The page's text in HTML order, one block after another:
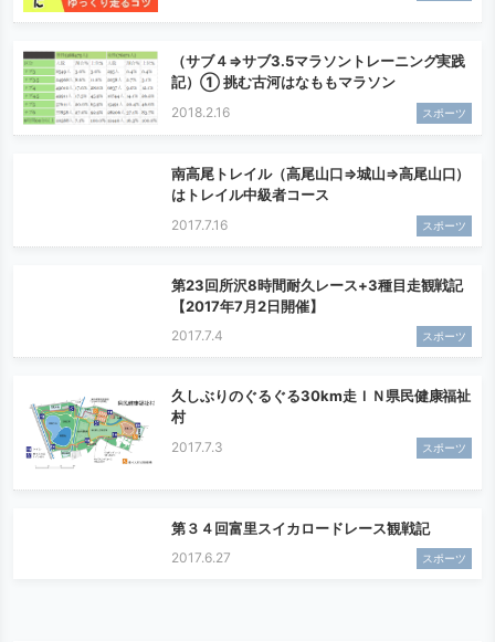
（サブ４⇒サブ3.5マラソントレーニング実践
記）① 挑む古河はなももマラソン
2018.2.16 スポーツ
南高尾トレイル（高尾山口⇒城山⇒高尾山口）
はトレイル中級者コース
2017.7.16 スポーツ
第23回所沢8時間耐久レース+3種目走観戦記
【2017年7月2日開催】
2017.7.4 スポーツ
久しぶりのぐるぐる30km走ＩＮ県民健康福祉
村
2017.7.3 スポーツ
第３４回富里スイカロードレース観戦記
2017.6.27 スポーツ